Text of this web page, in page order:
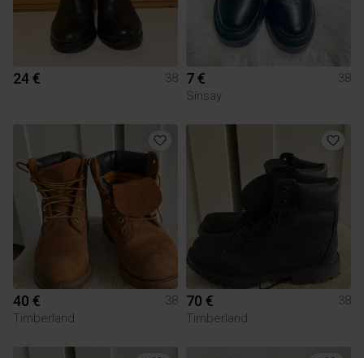
24 € 38 7 €
38
Sinsay
40 €
38
Timberland
70 €
38
Timberland